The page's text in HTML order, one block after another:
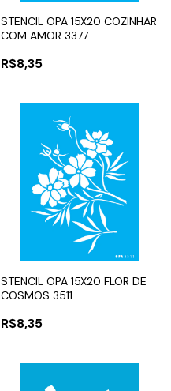
STENCIL OPA 15X20 COZINHAR
COM AMOR 3377
R$8,35
STENCIL OPA 15X20 FLOR DE
COSMOS 3511
R$8,35